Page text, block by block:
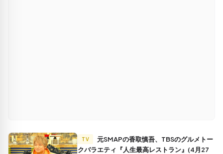
TV
クバラエティ『人生最高レストラン』(4月27